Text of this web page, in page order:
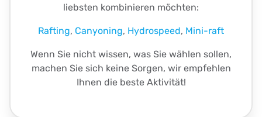
liebsten kombinieren möchten:
Rafting, Canyoning, Hydrospeed, Mini-raft
Wenn Sie nicht wissen, was Sie wählen sollen,
machen Sie sich keine Sorgen, wir empfehlen
Ihnen die beste Aktivität!